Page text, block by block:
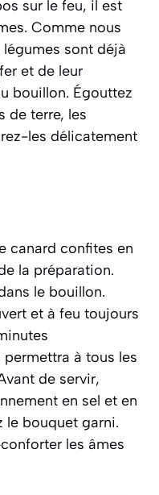
sur le feu, il est
Comme nous
sont déjà
et de leur
bouillon. Égouttez
de terre, les
les délicatement
canard confites en
la préparation.
le bouillon.
et à feu toujours
à tous les
de servir,
en sel et en
le bouquet garni.
les âmes